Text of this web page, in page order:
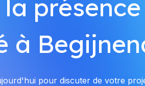
à
pour discuter de votre